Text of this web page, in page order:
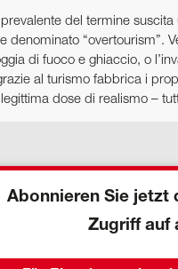
prevalente del termine
denominato “overtourism”.
di fuoco e ghiaccio, o
al turismo fabbrica i
dose di realismo –
Abonnieren Sie jetzt
Zugriff auf